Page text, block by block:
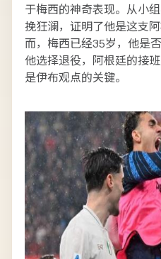
于梅西的神奇表现。从小
挽狂澜，证明了他是这支
而，梅西已经35岁，他是
他选择退役，阿根廷的接
是伊布观点的关键。